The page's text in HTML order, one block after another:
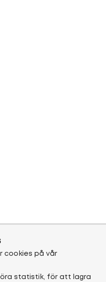
cookies på vår
statistik, för att lagra